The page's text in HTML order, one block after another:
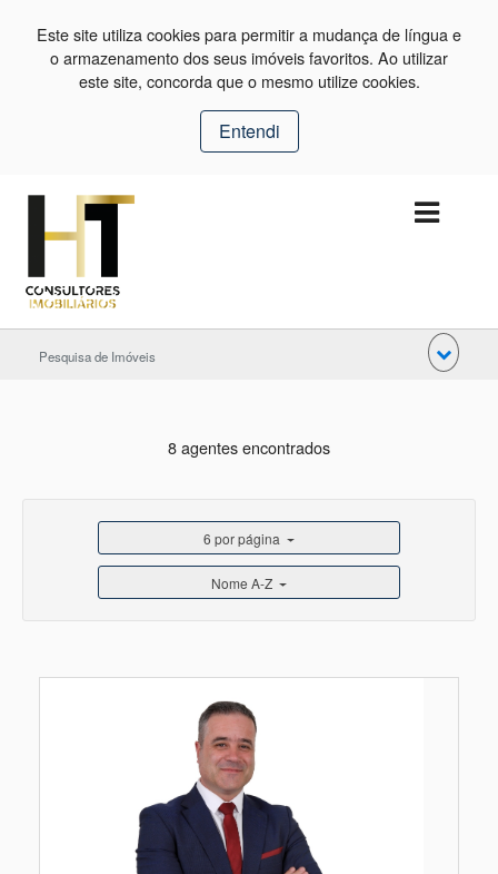
Este site utiliza cookies para permitir a mudança de língua e
o armazenamento dos seus imóveis favoritos. Ao utilizar
este site, concorda que o mesmo utilize cookies.
Entendi
Pesquisa de Imóveis
8 agentes encontrados
6 por página
Nome A-Z